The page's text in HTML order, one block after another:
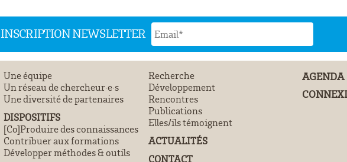
INSCRIPTION NEWSLETTER
Une équipe
Un réseau de chercheur·e·s
Une diversité de partenaires
DISPOSITIFS
[Co]Produire des connaissances
Contribuer aux formations
Développer méthodes & outils
Recherche
Développement
Rencontres
Publications
Elles/ils témoignent
ACTUALITÉS
CONTACT
AGENDA